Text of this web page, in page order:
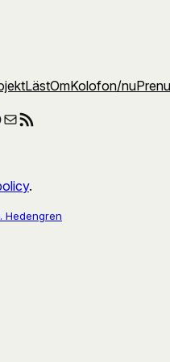
LästOmKolofon/nu
E-postRSS-flöde
.
Hedengren